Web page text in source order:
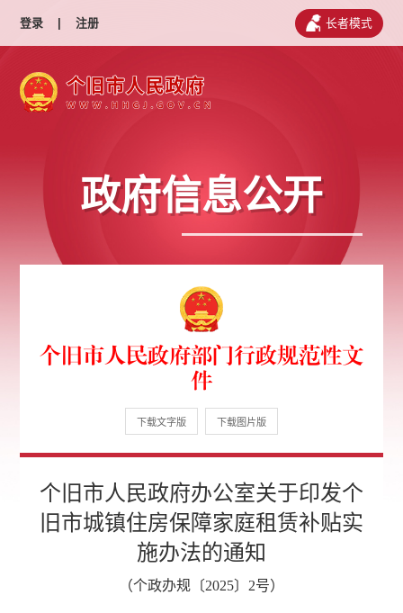
登录 | 注册 长者模式
政府信息公开
个旧市人民政府部门行政规范性文
件
下载文字版 下载图片版
个旧市人民政府办公室关于印发个
旧市城镇住房保障家庭租赁补贴实
施办法的通知
（个政办规〔2025〕2号）